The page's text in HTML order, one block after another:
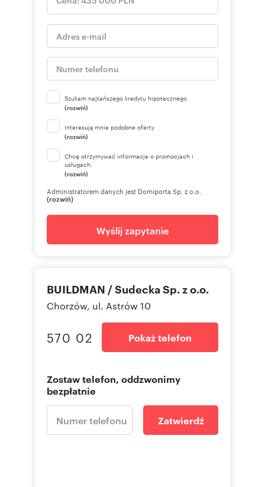
Szukam najtańszego kredytu hipotecznego
(rozwiń)
Interesują mnie podobne oferty
(rozwiń)
Chcę otrzymywać informacje o promocjach i
usługach.
(rozwiń)
Administratorem danych jest Domiporta Sp. z o.o.
(rozwiń)
Wyślij zapytanie
BUILDMAN / Sudecka Sp. z o.o.
Chorzów, ul. Astrów 10
570 02 Pokaż telefon
Zostaw telefon, oddzwonimy
bezpłatnie
Zatwierdź